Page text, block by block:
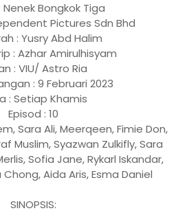
Nenek Bongkok Tiga
Pictures Sdn Bhd
: Yusry Abd Halim
: Azhar Amirulhisyam
: VIU/ Astro Ria
: 9 Februari 2023
: Setiap Khamis
Episod : 10
Sara Ali, Meerqeen, Fimie Don,
Muslim, Syazwan Zulkifly, Sara
Sofia Jane, Rykarl Iskandar,
Aida Aris, Esma Daniel
SINOPSIS: